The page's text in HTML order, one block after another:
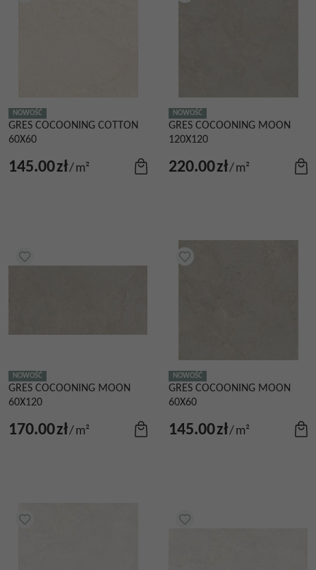
NOWOŚĆ
GRES COCOONING COTTON
60X60
145.00zł/m²
NOWOŚĆ
GRES COCOONING MOON
120X120
220.00zł/m²
NOWOŚĆ
GRES COCOONING MOON
60X120
170.00zł/m²
NOWOŚĆ
GRES COCOONING MOON
60X60
145.00zł/m²